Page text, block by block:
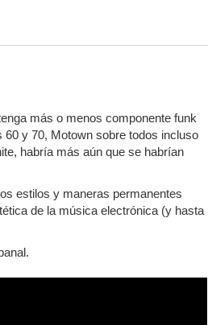
más o menos componente funk
y 70, Motown sobre todos incluso
habría más aún que se habrían
estilos y maneras permanentes
de la música electrónica (y hasta